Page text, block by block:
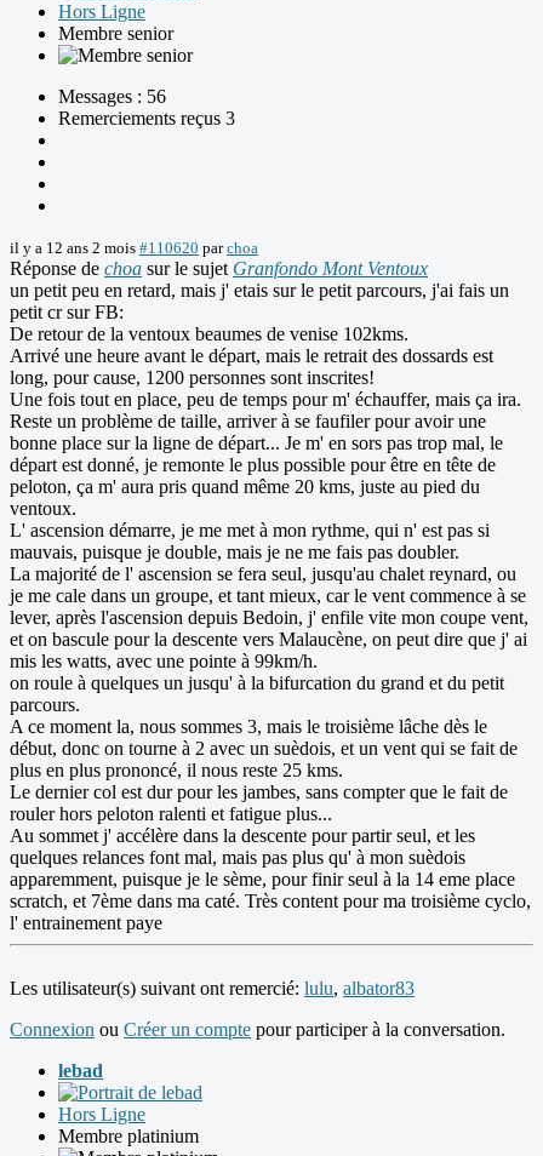
Hors Ligne
Membre senior
Messages : 56
Remerciements reçus 3
il y a 12 ans 2 mois #110620 parchoa
Réponse de choa sur le sujet Granfondo Mont Ventoux
un petit peu en retard, mais j' etais sur le petit parcours, j'ai fais un
petit cr sur FB:
De retour de la ventoux beaumes de venise 102kms.
Arrivé une heure avant le départ, mais le retrait des dossards est
long, pour cause, 1200 personnes sont inscrites!
Une fois tout en place, peu de temps pour m' échauffer, mais ça ira.
Reste un problème de taille, arriver à se faufiler pour avoir une
bonne place sur la ligne de départ... Je m' en sors pas trop mal, le
départ est donné, je remonte le plus possible pour être en tête de
peloton, ça m' aura pris quand même 20 kms, juste au pied du
ventoux.
L' ascension démarre, je me met à mon rythme, qui n' est pas si
mauvais, puisque je double, mais je ne me fais pas doubler.
La majorité de l' ascension se fera seul, jusqu'au chalet reynard, ou
je me cale dans un groupe, et tant mieux, car le vent commence à se
lever, après l'ascension depuis Bedoin, j' enfile vite mon coupe vent,
et on bascule pour la descente vers Malaucène, on peut dire que j' ai
mis les watts, avec une pointe à 99km/h.
on roule à quelques un jusqu' à la bifurcation du grand et du petit
parcours.
A ce moment la, nous sommes 3, mais le troisième lâche dès le
début, donc on tourne à 2 avec un suèdois, et un vent qui se fait de
plus en plus prononcé, il nous reste 25 kms.
Le dernier col est dur pour les jambes, sans compter que le fait de
rouler hors peloton ralenti et fatigue plus...
Au sommet j' accélère dans la descente pour partir seul, et les
quelques relances font mal, mais pas plus qu' à mon suèdois
apparemment, puisque je le sème, pour finir seul à la 14 eme place
scratch, et 7ème dans ma caté. Très content pour ma troisième cyclo,
l' entrainement paye
Les utilisateur(s) suivant ont remercié: lulu, albator83
Connexion ou Créer un compte pour participer à la conversation.
lebad
Hors Ligne
Membre platinium